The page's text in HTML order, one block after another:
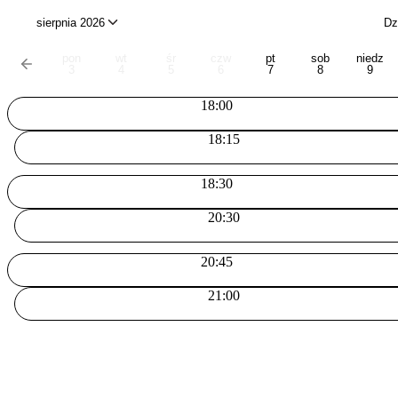
sierpnia 2026
pt
7
sob
8
niedz
9
18:00
18:15
18:30
20:30
20:45
21:00